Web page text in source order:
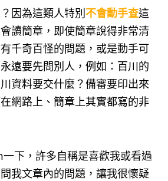
因為這類人特別 不會動手查這
讀簡章，即使簡章說得非常清
千奇百怪的問題，或是動手可
遠要先問別人，例如：百川的
資料要交什麼？備審要印出來
網路上、簡章上其實都寫的非
下，許多自稱是喜歡我或看過
我文章內的問題，讓我很懷疑